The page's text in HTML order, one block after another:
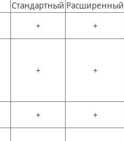
Стандартный Расширенный
+ +
+ +
+ +